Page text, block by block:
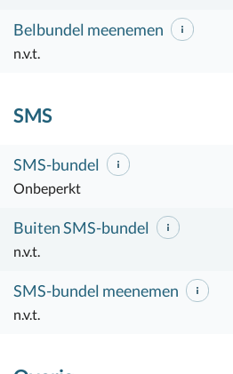
Belbundel meenemen
n.v.t.
SMS
SMS-bundel
Onbeperkt
Buiten SMS-bundel
n.v.t.
SMS-bundel meenemen
n.v.t.